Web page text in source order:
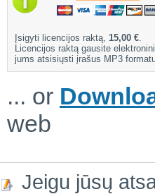
Įsigyti licencijos raktą, 15,00 €.
Licencijos raktą gausite
jums atsisiųsti įrašus MP3
... or
web
Jeigu jūsų